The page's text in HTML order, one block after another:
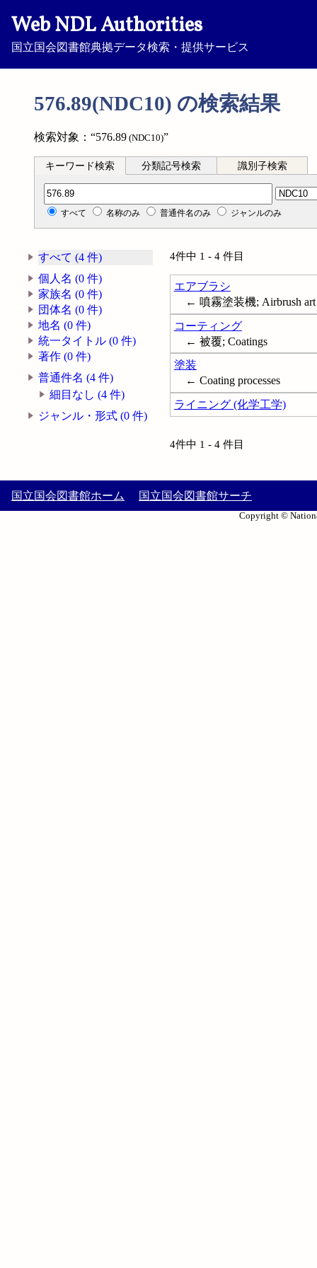
Web NDL Authorities
国立国会図書館典拠データ検索・提供サービス
576.89(NDC10) の検索結果
検索対象：“576.89 (NDC10)”
キーワード検索 分類記号検索 識別子検索
分類記号検索
すべて 名称のみ 普通件名のみ ジャンルのみ
すべて (4 件)
個人名 (0 件)
家族名 (0 件)
団体名 (0 件)
地名 (0 件)
統一タイトル (0 件)
著作 (0 件)
普通件名 (4 件)
細目なし (4 件)
ジャンル・形式 (0 件)
4件中 1 - 4 件目
エアブラシ
← 噴霧塗装機; Airbrush art
コーティング
← 被覆; Coatings
塗装
← Coating processes
ライニング (化学工学)
4件中 1 - 4 件目
国立国会図書館ホーム 国立国会図書館サーチ
Copyright ©